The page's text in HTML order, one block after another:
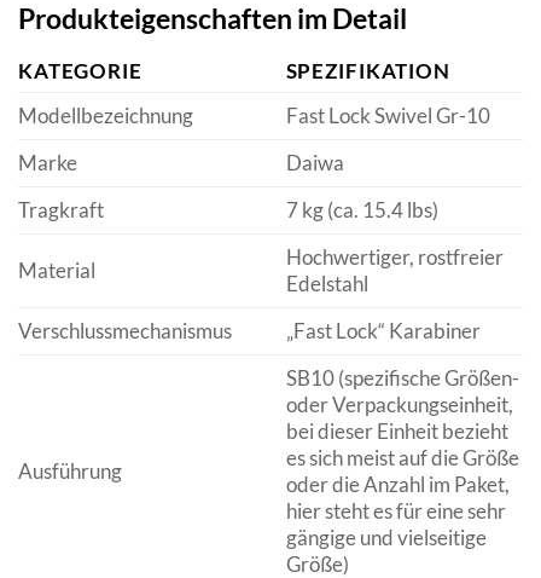
Produkteigenschaften im Detail
KATEGORIE
SPEZIFIKATION
Modellbezeichnung
Fast Lock Swivel Gr-10
Marke
Daiwa
Tragkraft
7 kg (ca. 15.4 lbs)
Material
Hochwertiger, rostfreier
Edelstahl
Verschlussmechanismus
„Fast Lock“ Karabiner
Ausführung
SB10 (spezifische Größen-
oder Verpackungseinheit,
bei dieser Einheit bezieht
es sich meist auf die Größe
oder die Anzahl im Paket,
hier steht es für eine sehr
gängige und vielseitige
Größe)